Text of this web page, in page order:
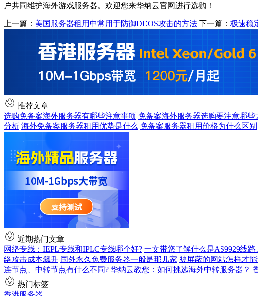
户共同维护海外游戏服务器。欢迎您来华纳云官网进行选购！
上一篇： 美国服务器租用中常用于防御DDOS攻击的方法 下一篇： 极速稳
推荐文章
选购免备案海外服务器有哪些注意事项 免备案海外服务器选购要注意哪些
分析 海外免备案服务器租用优势是什么 免备案服务器租用价格为什么区别
近期热门文章
网络专线：IEPL专线和IPLC专线哪个好? 一文带您了解什么是AS9929线
络攻击成本飙升 国外永久免费服务器一般是那几家 被屏蔽的网站怎样才
连节点、中转节点有什么不同? 华纳云教您：如何挑选海外中转服务器？
热门标签
香港服务器